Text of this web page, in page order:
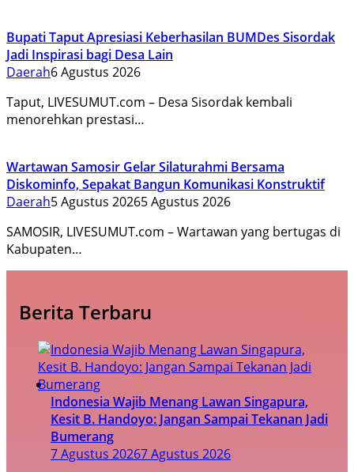
Bupati Taput Apresiasi Keberhasilan BUMDes Sisordak
Jadi Inspirasi bagi Desa Lain
Daerah6 Agustus 2026
Taput, LIVESUMUT.com – Desa Sisordak kembali
menorehkan prestasi…
Wartawan Samosir Gelar Silaturahmi Bersama
Diskominfo, Sepakat Bangun Komunikasi Konstruktif
Daerah5 Agustus 20265 Agustus 2026
SAMOSIR, LIVESUMUT.com – Wartawan yang bertugas di
Kabupaten…
Berita Terbaru
Indonesia Wajib Menang Lawan Singapura,
Kesit B. Handoyo: Jangan Sampai Tekanan Jadi
Bumerang
7 Agustus 20267 Agustus 2026